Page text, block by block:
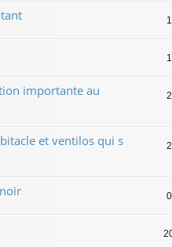
1
1
importante au
2
et ventilos qui s
2
0